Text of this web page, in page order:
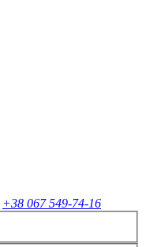
+38 067 549-74-16